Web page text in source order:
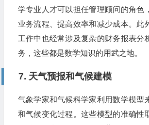
学专业人才可以担任管理顾问的角色
业务流程、提高效率和减少成本。此
工作中也经常涉及复杂的财务报表分
务，这些都是数学知识的用武之地。
7. 天气预报和气候建模
气象学家和气候科学家利用数学模型
和气候变化过程。这些模型的准确性